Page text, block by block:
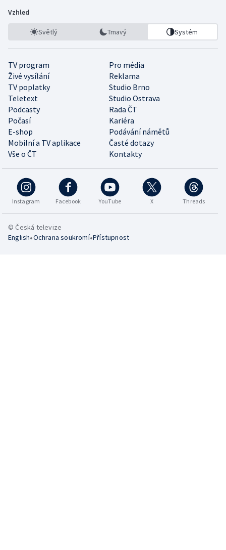
Vzhled
Světlý Tmavý Systém
TV program
Pro média
Živé vysílání
Reklama
TV poplatky
Studio Brno
Teletext
Studio Ostrava
Podcasty
Rada ČT
Počasí
Kariéra
E-shop
Podávání námětů
Mobilní a TV aplikace
Časté dotazy
Vše o ČT
Kontakty
Instagram Facebook YouTube X Threads
© Česká televize
English•Ochrana soukromí•Přístupnost